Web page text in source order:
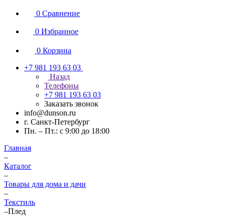
0 Сравнение
0 Избранное
0 Корзина
+7 981 193 63 03
Назад
Телефоны
+7 981 193 63 03
Заказать звонок
info@dunson.ru
г. Санкт-Петербург
Пн. – Пт.: с 9:00 до 18:00
Главная
–
Каталог
–
Товары для дома и дачи
–
Текстиль
–Плед